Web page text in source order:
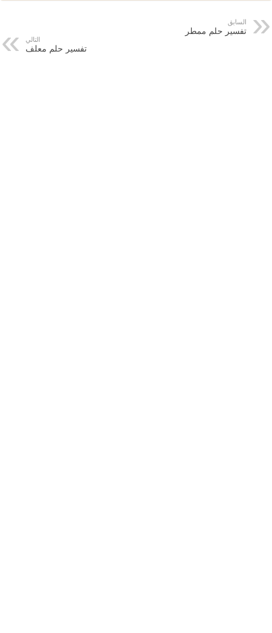
السابق
تفسير حلم ممطر
التالي
تفسير حلم معلف